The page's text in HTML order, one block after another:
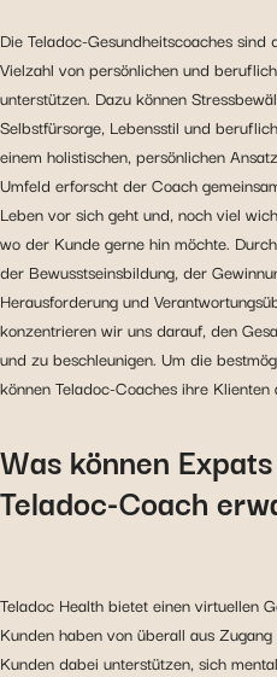
Die Teladoc-Gesundheitscoaches
Vielzahl von persönlichen und
unterstützen. Dazu können
Selbstfürsorge, Lebensstil und
einem holistischen, persönlichen
Umfeld erforscht der Coach
Leben vor sich geht und, noch viel
wo der Kunde gerne hin möchte.
der Bewusstseinsbildung, der
Herausforderung und
konzentrieren wir uns darauf, den
und zu beschleunigen. Um die
können Teladoc-Coaches ihre
Was können
Teladoc-Coach
Teladoc Health bietet einen virtuellen
Kunden haben von überall aus
Kunden dabei unterstützen, sich